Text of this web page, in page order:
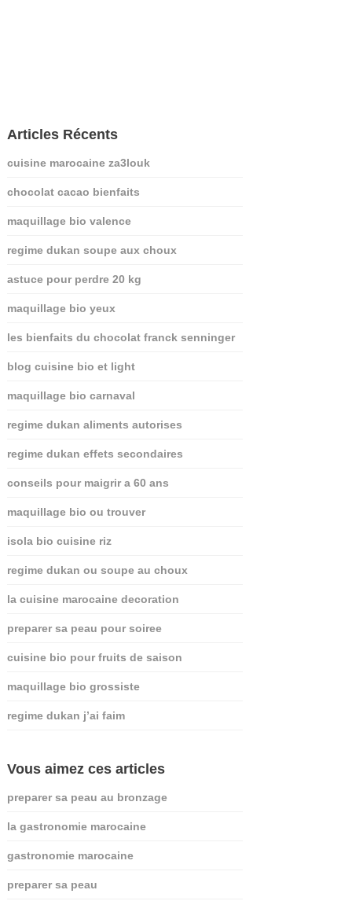
Articles Récents
cuisine marocaine za3louk
chocolat cacao bienfaits
maquillage bio valence
regime dukan soupe aux choux
astuce pour perdre 20 kg
maquillage bio yeux
les bienfaits du chocolat franck senninger
blog cuisine bio et light
maquillage bio carnaval
regime dukan aliments autorises
regime dukan effets secondaires
conseils pour maigrir a 60 ans
maquillage bio ou trouver
isola bio cuisine riz
regime dukan ou soupe au choux
la cuisine marocaine decoration
preparer sa peau pour soiree
cuisine bio pour fruits de saison
maquillage bio grossiste
regime dukan j’ai faim
Vous aimez ces articles
preparer sa peau au bronzage
la gastronomie marocaine
gastronomie marocaine
preparer sa peau